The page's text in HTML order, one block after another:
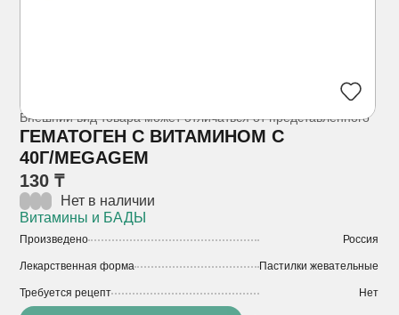
Внешний вид товара может отличаться от представленного
ГЕМАТОГЕН С ВИТАМИНОМ С
40Г/MEGAGEM
130 ₸
Нет в наличии
Витамины и БАДЫ
Произведено Россия
Лекарственная форма Пастилки жевательные
Требуется рецепт Нет